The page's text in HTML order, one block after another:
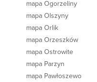
mapa Ogorzeliny
mapa Olszyny
mapa Orlik
mapa Orzeszków
mapa Ostrowite
mapa Parzyn
mapa Pawłoszewo